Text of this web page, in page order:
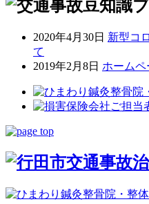
2020年4月30日 新型コ
て
2019年2月8日 ホーム